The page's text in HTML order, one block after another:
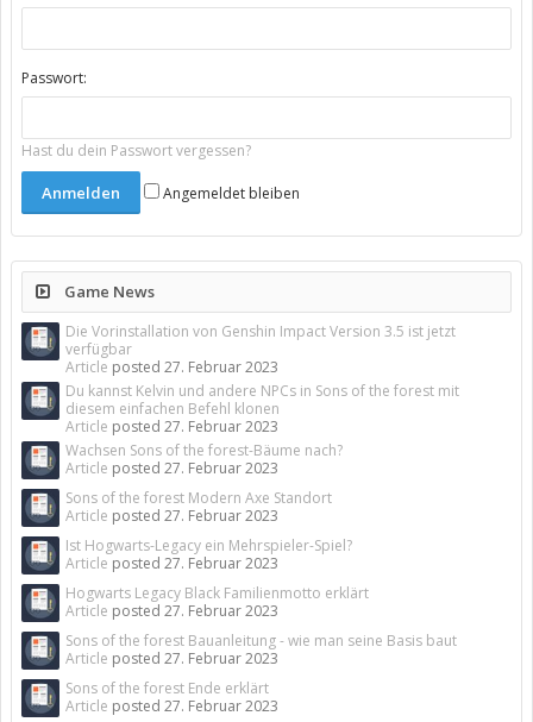
Passwort:
Hast du dein Passwort vergessen?
Angemeldet bleiben
Game News
Die Vorinstallation von Genshin Impact Version 3.5 ist jetzt
verfügbar
Article posted 27. Februar 2023
Du kannst Kelvin und andere NPCs in Sons of the forest mit
diesem einfachen Befehl klonen
Article posted 27. Februar 2023
Wachsen Sons of the forest-Bäume nach?
Article posted 27. Februar 2023
Sons of the forest Modern Axe Standort
Article posted 27. Februar 2023
Ist Hogwarts-Legacy ein Mehrspieler-Spiel?
Article posted 27. Februar 2023
Hogwarts Legacy Black Familienmotto erklärt
Article posted 27. Februar 2023
Sons of the forest Bauanleitung - wie man seine Basis baut
Article posted 27. Februar 2023
Sons of the forest Ende erklärt
Article posted 27. Februar 2023